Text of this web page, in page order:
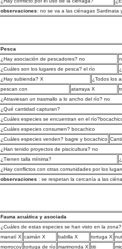
observaciones: no se va a las ciénagas Sardinata
Pesca
¿Hay asociación de pescadores? no
¿Cuáles son los lugares de pesca? el río
¿Hay subienda? X
¿Todos los
pescan con
atarraya X
¿Atraviesan un trasmallo a lo ancho del río? no
¿Qué cantidad capturan?
¿Cuáles especies se encuentran en el
¿Cuáles especies consumen? bocachico
¿Cuáles especies venden? bagre y bocachico
¿Han tenido proyectos de piscicultura? no
¿Tienen talla mínima?
¿Hay conflictos con otras comunidades por los
observaciones : se respetan la cercanía a las
Fauna acuática y asociada
¿Cuáles de estas especies se han visto en la zona?
manatí X caimán X babilla X tortuga X
morrocoy tortuga de río marimonda X titi